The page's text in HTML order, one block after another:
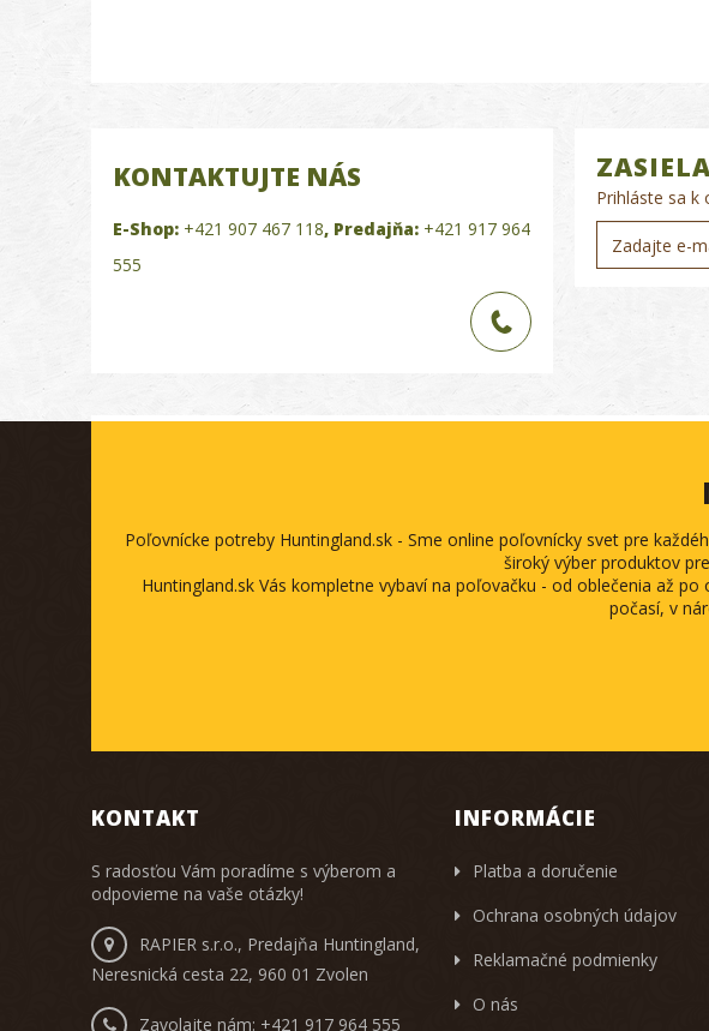
KONTAKTUJTE NÁS
E-Shop: +421 907 467 118, Predajňa: +421 917 964
555
Prihláste sa k
Poľovnícke potreby Huntingland.sk - Sme online poľovnícky svet pre
široký výber produktov
Huntingland.sk Vás kompletne vybaví na poľovačku - od oblečenia až
počasí, v
KONTAKT
S radosťou Vám poradíme s výberom a
odpovieme na vaše otázky!
RAPIER s.r.o., Predajňa Huntingland,
Neresnická cesta 22, 960 01 Zvolen
Zavolajte nám: +421 917 964 555
INFORMÁCIE
Platba a doručenie
Ochrana osobných údajov
Reklamačné podmienky
O nás